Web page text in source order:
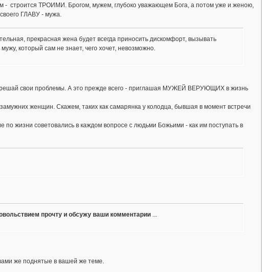
- строится ТРОИМИ. Брогом, мужем, глубоко уважающем Бога, а потом уже и женою,
ГЛАВУ - мужа.
прекрасная жена будет всегда приносить дискомфорт, вызывать
который сам не знает, чего хочет, невозможно.
решай свои проблемы. А это прежде всего - приглашая МУЖЕЙ ВЕРУЮЩИХ в жизнь
женщин. Скажем, таких как самарянка у колодца, бывшая в момент встречи
жизни советовались в каждом вопросе с людьми Божьими - как им поступать в
прочту и обсужу ваши комментарии...
же поднятые в вашей же теме.